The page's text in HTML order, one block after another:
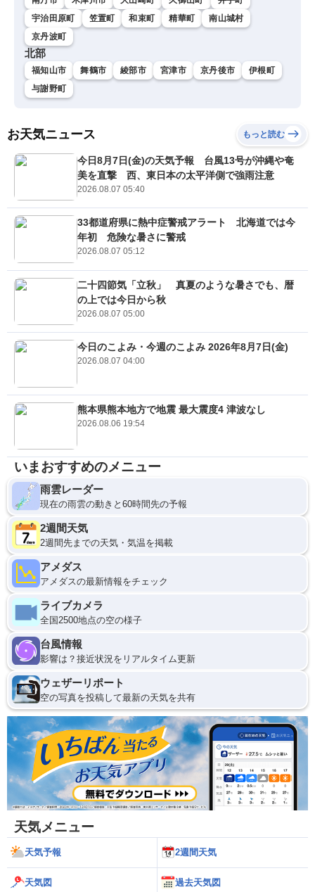
宇治田原町
笠置町 和束町 精華町
南山城村
京丹波町
北部
福知山市 舞鶴市 綾部市 宮津市 京丹後市
伊根町
与謝野町
お天気ニュース もっと読む
今日8月7日(金)の天気予報 台風13号が沖縄や奄
美を直撃 西、東日本の太平洋側で強雨注意
2026.08.07 05:40
33都道府県に熱中症警戒アラート 北海道では今
年初 危険な暑さに警戒
2026.08.07 05:12
二十四節気「立秋」 真夏のような暑さでも、暦
の上では今日から秋
2026.08.07 05:00
今日のこよみ・今週のこよみ 2026年8月7日(金)
2026.08.07 04:00
熊本県熊本地方で地震 最大震度4 津波なし
2026.08.06 19:54
いまおすすめのメニュー
雨雲レーダー
現在の雨雲の動きと60時間先の予報
2週間天気
2週間先までの天気・気温を掲載
アメダス
アメダスの最新情報をチェック
ライブカメラ
全国2500地点の空の様子
台風情報
影響は？接近状況をリアルタイム更新
ウェザーリポート
空の写真を投稿して最新の天気を共有
天気メニュー
天気予報 2週間天気
天気図 過去天気図